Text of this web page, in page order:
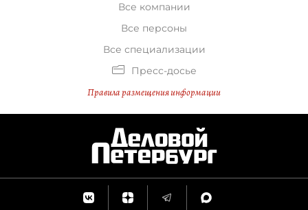
Все компании
Все персоны
Все специализации
Пресс-досье
Правила размещения информации